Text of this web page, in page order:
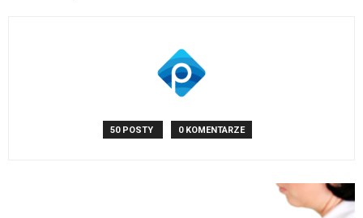
50 POSTY 0 KOMENTARZE